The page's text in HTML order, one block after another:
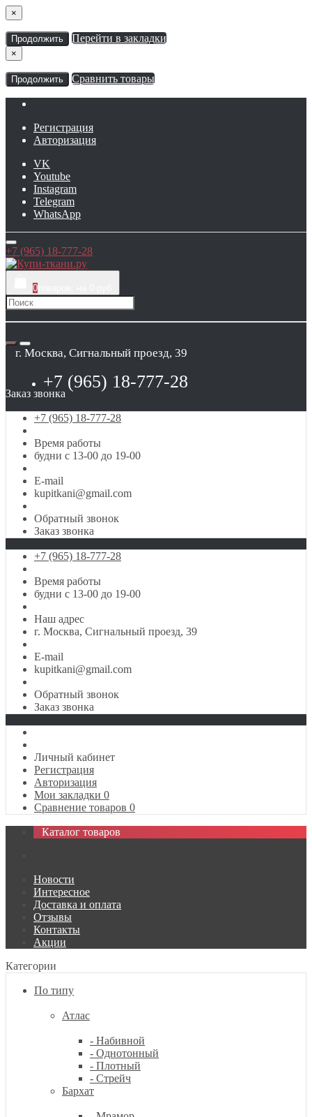
×
Продолжить Перейти в закладки
×
Продолжить Сравнить товары
Регистрация
Авторизация
VK
Youtube
Instagram
Telegram
WhatsApp
+7 (965) 18-777-28
0
г. Москва, Сигнальный проезд, 39
+7 (965) 18-777-28
Заказ звонка
+7 (965) 18-777-28
Время работы
будни с 13-00 до 19-00
E-mail
kupitkani@gmail.com
Обратный звонок
Заказ звонка
+7 (965) 18-777-28
Время работы
будни с 13-00 до 19-00
Наш адрес
г. Москва, Сигнальный проезд, 39
E-mail
kupitkani@gmail.com
Обратный звонок
Заказ звонка
Личный кабинет
Регистрация
Авторизация
Мои закладки 0
Сравнение товаров 0
Каталог товаров
Новости
Интересное
Доставка и оплата
Отзывы
Контакты
Акции
Категории
По типу
Атлас
- Набивной
- Однотонный
- Плотный
- Стрейч
Бархат